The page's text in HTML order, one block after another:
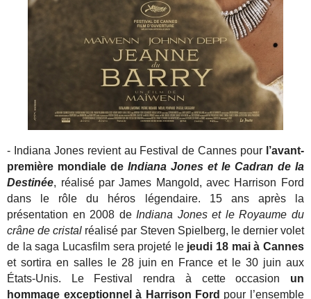
- Indiana Jones revient au Festival de Cannes pour l’avant-
première mondiale de Indiana Jones et le Cadran de la
Destinée, réalisé par James Mangold, avec Harrison Ford
dans le rôle du héros légendaire. 15 ans après la
présentation en 2008 de Indiana Jones et le Royaume du
crâne de cristal réalisé par Steven Spielberg, le dernier volet
de la saga Lucasfilm sera projeté le jeudi 18 mai à Cannes
et sortira en salles le 28 juin en France et le 30 juin aux
États-Unis. Le Festival rendra à cette occasion un
hommage exceptionnel à Harrison Ford pour l’ensemble